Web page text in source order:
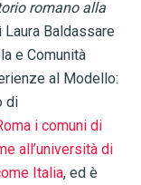
romano alla
Laura Baldassare
e Comunità
al Modello:
di
i comuni di
all’università di
Italia, ed è